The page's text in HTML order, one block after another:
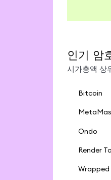
인기 암
시가총액 상
Bitcoin
Ondo
Render
Wrapped